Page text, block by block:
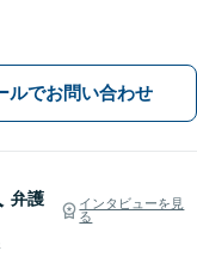
やすく説明【夜間相談
ルでお問い合わせ
弁護
インタビューを見
る